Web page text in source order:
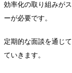
効率化の取り組みが
ーが必要です。
定期的な面談を通じ
ていきます。